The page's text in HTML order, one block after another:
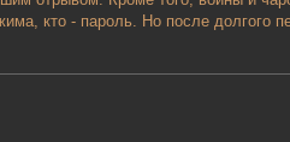
кто - пароль. Но после долгого